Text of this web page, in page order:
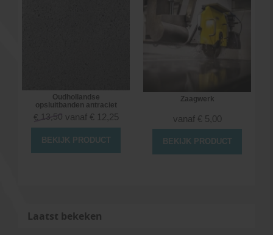
Oudhollandse
opsluitbanden antraciet
€ 13,50 vanaf € 12,25
BEKIJK PRODUCT
Zaagwerk
vanaf € 5,00
BEKIJK PRODUCT
Laatst bekeken